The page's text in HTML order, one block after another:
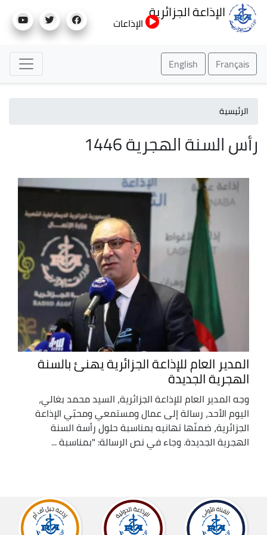
إلى
الإذاعة الجزائرية
الإذاعات
Français
English
الرئيسية
رأس السنة الهجرية 1446
المدير العام للإذاعة الجزائرية يهنئ بالسنة
الهجرية الجديدة
وجه المدير العام للإذاعة الجزائرية، السيد محمد بغالي،
اليوم الأحد، رسالة إلى عمال ومستمعي ومحبّي الإذاعة
الجزائرية، ضمنّها تهانيه بمناسبة حلول رأسة السنة
الهجرية الجديدة. وجاء في نص الرسالة: "بمناسبة ...